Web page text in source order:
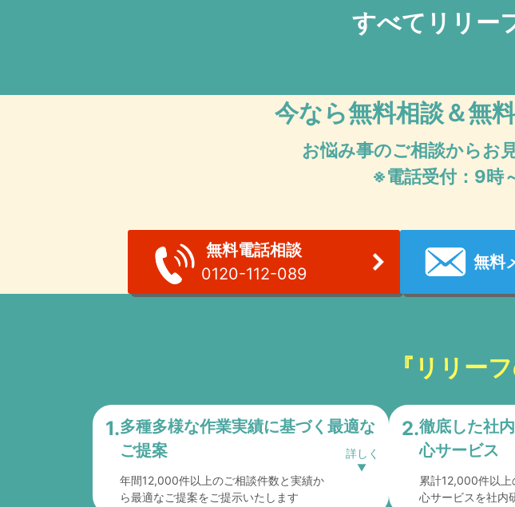
すべてリリー
今なら無料相談＆無
お悩み事のご相談からお
※電話受付：9時
無料電話相談
0120-112-089
無料
『リリー
1.多種多様な作業実績に基づく最適な
ご提案
年間12,000件以上のご相談件数と実績か
ら最適なご提案をご提示いたします
2.徹底した社
心サービス
累計12,000件以
心サービスを社内